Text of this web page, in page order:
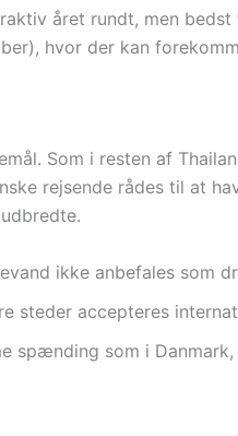
året rundt, men
hvor der kan
Som i resten af
rejsende rådes til at
ikke anbefales som
steder accepteres
spænding som i